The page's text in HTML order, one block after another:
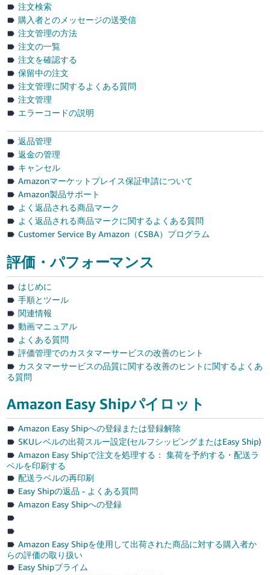
English
- GB
Español
- ES
हिंदी
- IN
한
국
어
-
KR
Português
- BR
தமிழ்
- IN
ไทย
- TH
Tiếng
Việt -
VN
注文検索
購入者とのメッセージの送受信
注文管理の方法
注文の一覧
注文を確認する
保留中の注文
注文管理に関するよくある質問
注文管理
エラーコードの説明
返品管理
返金の管理
キャンセル
Amazonマーケットプレイス保証申請について
Amazon製品サポート
よく返品される商品マーク
よく返品される商品マークに関するよくある質問
Customer Service By Amazon（CSBA）プログラム
評価・パフォーマンス
はじめに
手順とツール
関連情報
動画マニュアル
よくある質問
評価管理でのカスタマーサービスの改善のヒント
カスタマーサービスの品質に関する改善のヒントに関するよくあ
る質問
Amazon Easy Shipパイロット
Amazon Easy Shipへの登録または登録解除
SKUレベルの出荷スルー設定(セルフシッピングまたはEasy Ship)
Amazon Easy Shipで注文を処理する： 集荷を予約する・配送ラ
ベルを印刷する
配送ラベルの再印刷
Easy Shipの返品 - よくある質問
Amazon Easy Shipへの登録
Amazon Easy Shipを使用して出荷された商品に対する購入者か
らの評価の取り扱い
Easy Shipプライム